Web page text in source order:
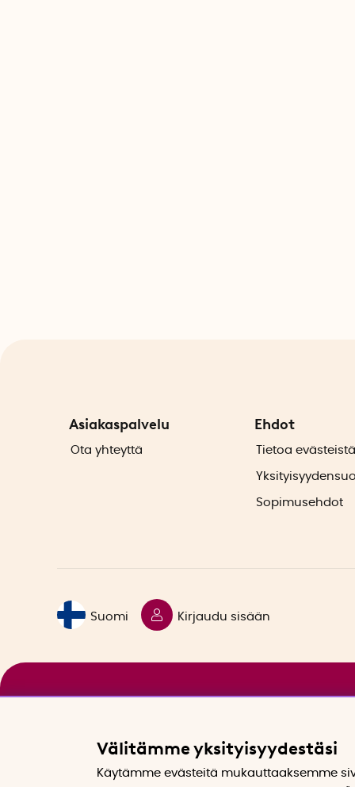
Asiakaspalvelu
Ota yhteyttä
Ehdot
Tietoa evästeistä
Sopimusehdot
Suomi Kirjaudu sisään
Välitämme yksityisyydestäsi
Käytämme evästeitä mukauttaaksemme